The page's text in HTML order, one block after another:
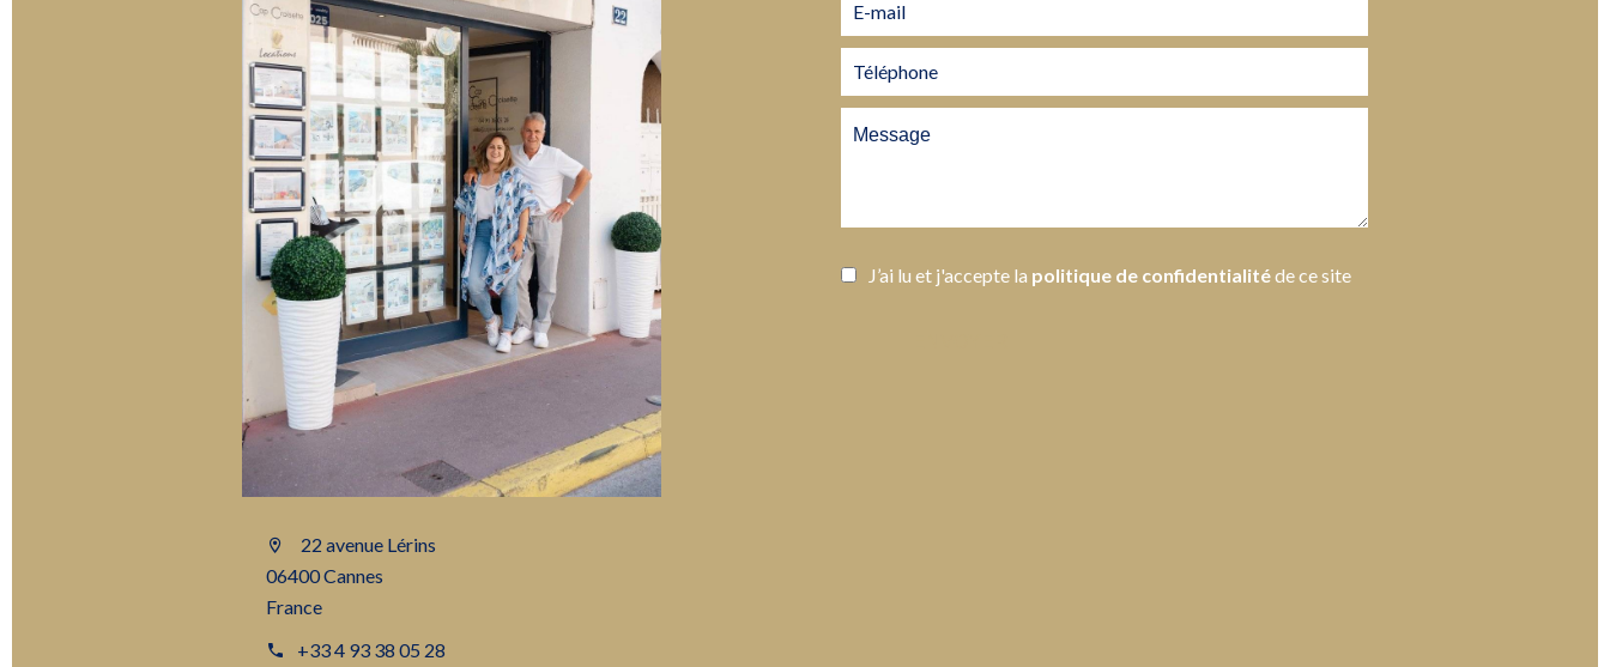
22 avenue Lérins
06400 Cannes
France
+33 4 93 38 05 28
J’ai lu et j'accepte la politique de confidentialitéde ce site